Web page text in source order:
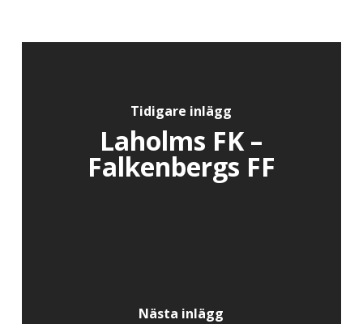
Tidigare inlägg
Laholms FK –
Falkenbergs FF
Nästa inlägg